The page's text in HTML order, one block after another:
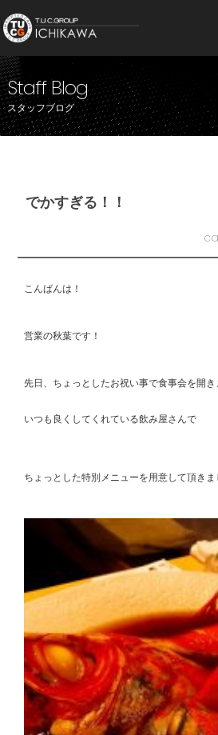
Staff Blog
スタッフブログ
でかすぎる！！
こんばんは！
営業の秋葉です！
先日、ちょっとしたお祝い事で食事会を開
いつも良くしてくれている飲み屋さんで
ちょっとした特別メニューを用意して頂きま